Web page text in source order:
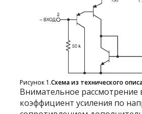
Рисунок 1.Схема из технического
Внимательное рассмотрение
коэффициент усиления по